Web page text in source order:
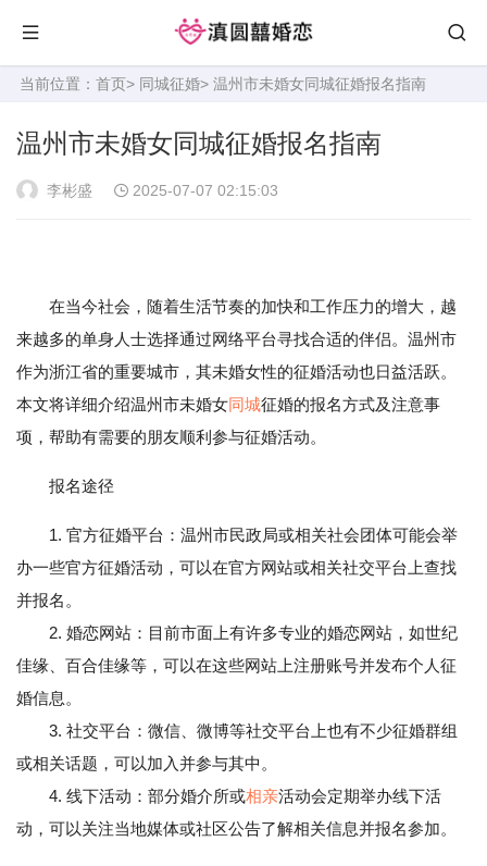
当前位置： 首页> 同城征婚> 温州市未婚女同城征婚报名指南
温州市未婚女同城征婚报名指南
李彬盛 2025-07-07 02:15:03
在当今社会，随着生活节奏的加快和工作压力的增大，越
来越多的单身人士选择通过网络平台寻找合适的伴侣。温州市
作为浙江省的重要城市，其未婚女性的征婚活动也日益活跃。
本文将详细介绍温州市未婚女同城征婚的报名方式及注意事
项，帮助有需要的朋友顺利参与征婚活动。
报名途径
1. 官方征婚平台：温州市民政局或相关社会团体可能会举
办一些官方征婚活动，可以在官方网站或相关社交平台上查找
并报名。
2. 婚恋网站：目前市面上有许多专业的婚恋网站，如世纪
佳缘、百合佳缘等，可以在这些网站上注册账号并发布个人征
婚信息。
3. 社交平台：微信、微博等社交平台上也有不少征婚群组
或相关话题，可以加入并参与其中。
4. 线下活动：部分婚介所或相亲活动会定期举办线下活
动，可以关注当地媒体或社区公告了解相关信息并报名参加。